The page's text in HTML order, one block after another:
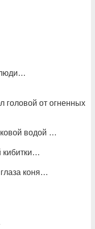
от огненных
водой …
кибитки…
коня…